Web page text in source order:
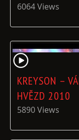
6064 Views
KREYSON –
HVĚZD 2010
5890 Views